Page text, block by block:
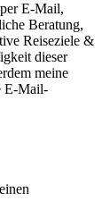
E-Mail,
Beratung,
Reiseziele &
dieser
meine
E-Mail-